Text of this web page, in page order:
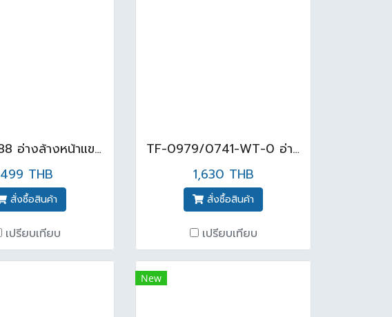
AQ 60688 อ่างล้างหน้าแขวน สีขาว
499 THB
สั่งซื้อสินค้า
เปรียบเทียบ
TF-0979/0741-WT-0 อ่างล้างหน้า แบบขาตั้งลอย รุ่น WINSTON สีขาว
1,630 THB
สั่งซื้อสินค้า
เปรียบเทียบ
New